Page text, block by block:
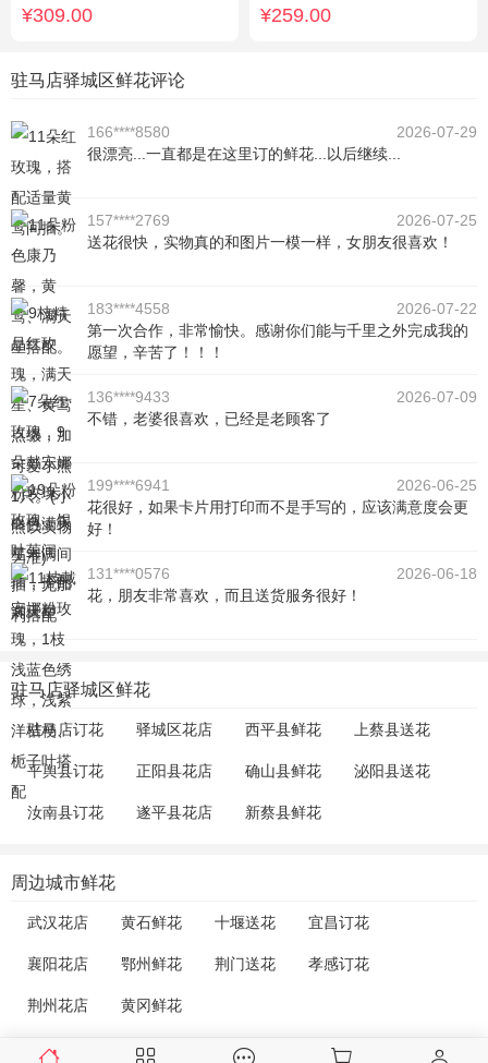
¥309.00 ¥259.00
驻马店驿城区鲜花评论
166****8580
2026-07-29
很漂亮...一直都是在这里订的鲜花...以后继续...
157****2769
2026-07-25
送花很快，实物真的和图片一模一样，女朋友很喜欢！
183****4558
2026-07-22
第一次合作，非常愉快。感谢你们能与千里之外完成我的
愿望，辛苦了！！！
136****9433
2026-07-09
不错，老婆很喜欢，已经是老顾客了
199****6941
2026-06-25
花很好，如果卡片用打印而不是手写的，应该满意度会更
好！
131****0576
2026-06-18
花，朋友非常喜欢，而且送货服务很好！
驻马店驿城区鲜花
驻马店订花 驿城区花店 西平县鲜花 上蔡县送花
平舆县订花 正阳县花店 确山县鲜花 泌阳县送花
汝南县订花 遂平县花店 新蔡县鲜花
周边城市鲜花
武汉花店 黄石鲜花 十堰送花 宜昌订花
襄阳花店 鄂州鲜花 荆门送花 孝感订花
荆州花店 黄冈鲜花